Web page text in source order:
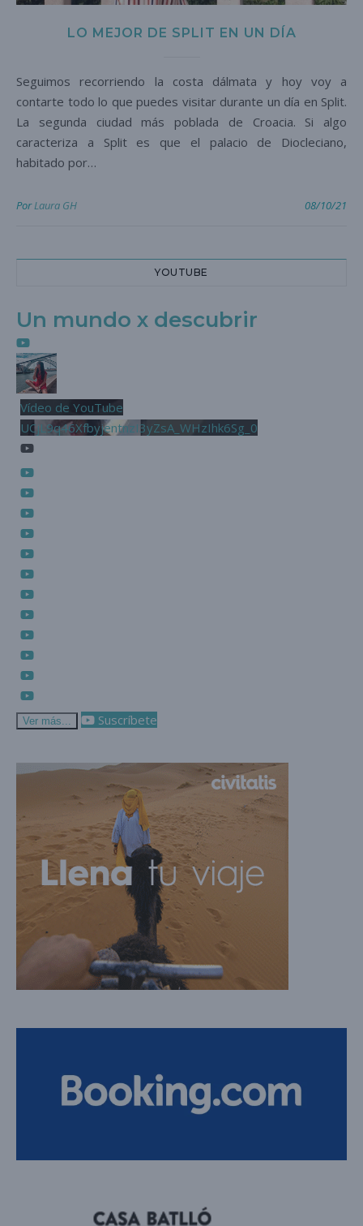
LO MEJOR DE SPLIT EN UN DÍA
Seguimos recorriendo la costa dálmata y hoy voy a
contarte todo lo que puedes visitar durante un día en Split.
La segunda ciudad más poblada de Croacia. Si algo
caracteriza a Split es que el palacio de Diocleciano,
habitado por…
PorLaura GH 08/10/21
YOUTUBE
Un mundo x descubrir
Vídeo de YouTube
UCjL9q46XfbyjentnzI3yZsA_WHzIhk6Sg_0
Ver más... Suscríbete